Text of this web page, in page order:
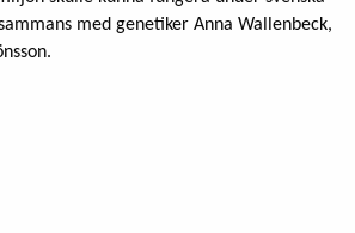
med genetiker Anna Wallenbeck,